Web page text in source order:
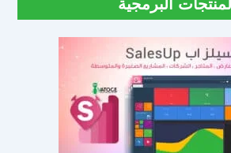
المنتجات البرمجية